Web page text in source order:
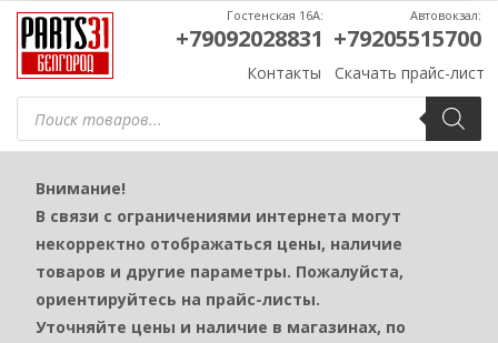
Поиск
товаров
Контакты Скачать прайс-лист
Гостенская 16А:
+79092028831
Автовокзал:
+79205515700
Внимание!
В связи с ограничениями интернета могут
некорректно отображаться цены, наличие
товаров и другие параметры. Пожалуйста,
ориентируйтесь на прайс-листы.
Уточняйте цены и наличие в магазинах, по